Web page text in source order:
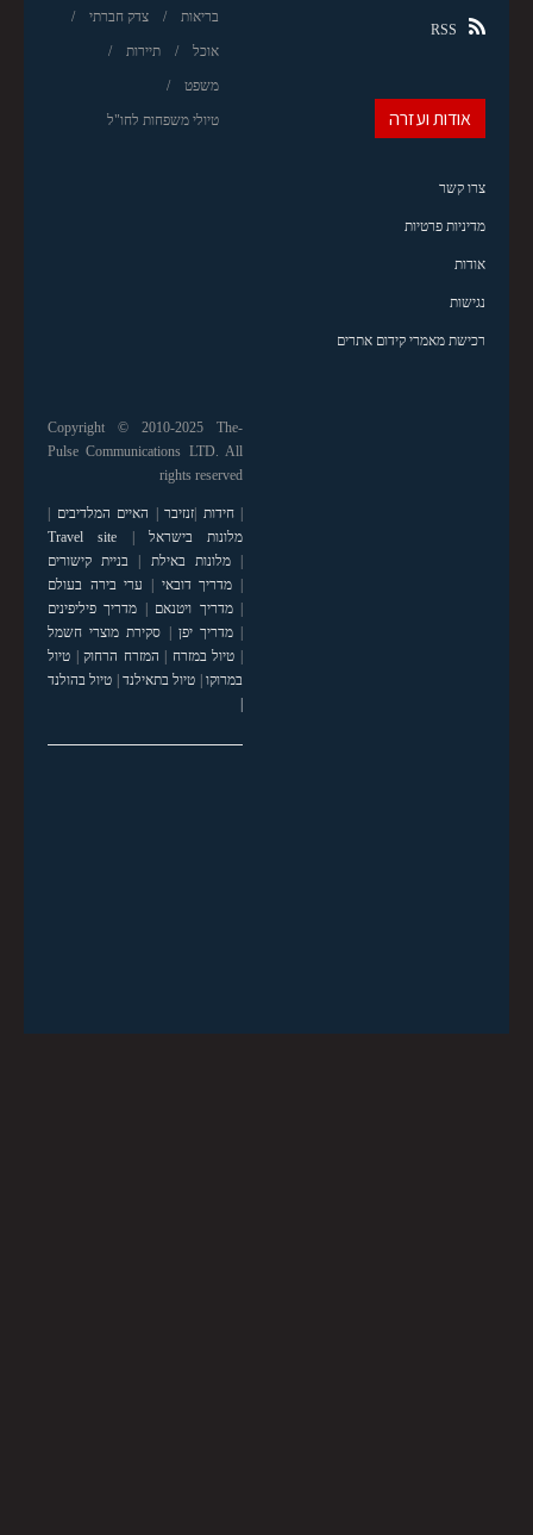
בריאות צדק חברתי
אוכל תיירות
משפט
טיולי משפחות לחו"ל
RSS
אודות ועזרה
צרו קשר
מדיניות פרטיות
אודות
נגישות
רכישת מאמרי קידום אתרים
Copyright © 2010-2025 The-
Pulse Communications LTD. All
rights reserved
|חידות |זנזיבר | האיים המלדיבים |
מלונות בישראל |
Travel site
|מלונות באילת | בניית קישורים
| מדריך דובאי | ערי בירה בעולם
|מדריך ויטנאם | מדריך פיליפינים
|מדריך יפן | סקירת מוצרי חשמל
| טיול במזרח | המזרח הרחוק| טיול
במרוקו| טיול בתאילנד| טיול בהולנד
|